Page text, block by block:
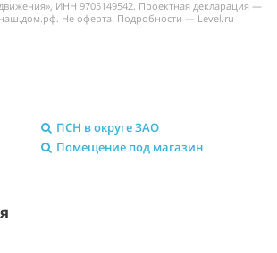
ИНН 9705149542. Проектная декларация —
Не оферта. Подробности — Level.ru
ПСН в округе ЗАО
Помещение под магазин